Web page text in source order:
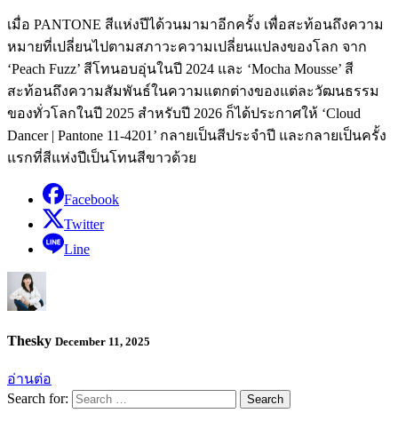
เมื่อ PANTONE สีแห่งปีได้วนมามาอีกครั้ง เพื่อสะท้อนถึงความ
หมายที่เปลี่ยนไปตามสภาวะความเปลี่ยนแปลงของโลก จาก
‘Peach Fuzz’ สีโทนอบอุ่นในปี 2024 และ ‘Mocha Mousse’ สี
สะท้อนถึงความสัมพันธ์ในความแตกต่างของแต่ละวัฒนธรรม
ของทั่วโลกในปี 2025 สำหรับปี 2026 ก็ได้ประกาศให้ ‘Cloud
Dancer | Pantone 11-4201’ กลายเป็นสีประจำปี และกลายเป็นครั้ง
แรกที่สีแห่งปีเป็นโทนสีขาวด้วย
Facebook
Twitter
Line
Thesky December 11, 2025
อ่านต่อ
Search for: